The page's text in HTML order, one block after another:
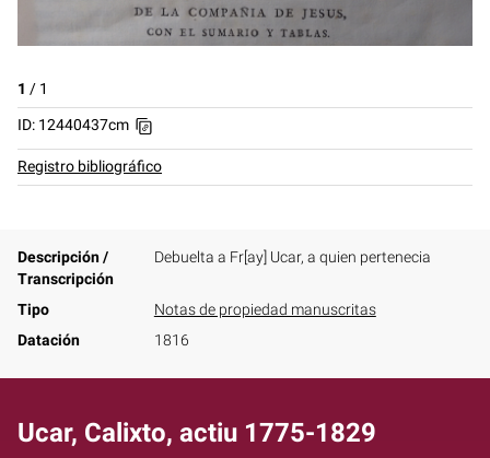
1 / 1
ID: 12440437cm
Registro bibliográfico
Descripción /
Transcripción
Debuelta a Fr[ay] Ucar, a quien pertenecia
Tipo
Notas de propiedad manuscritas
Datación
1816
Ucar, Calixto, actiu 1775-1829